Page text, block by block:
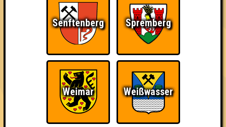
7. Seitensprung
9 10 27
7. 5g Hack Halb und Halb
11
8. Blickdichtes Fichtendickicht
12 6 26
9. Ledercouch
7
Senftenberg Spremberg
Weimar Weißwasser